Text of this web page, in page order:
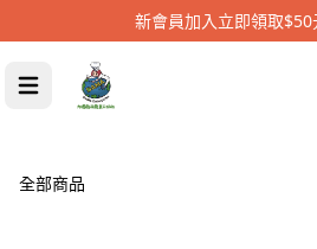
新會員加入立即領取$50
全部商品